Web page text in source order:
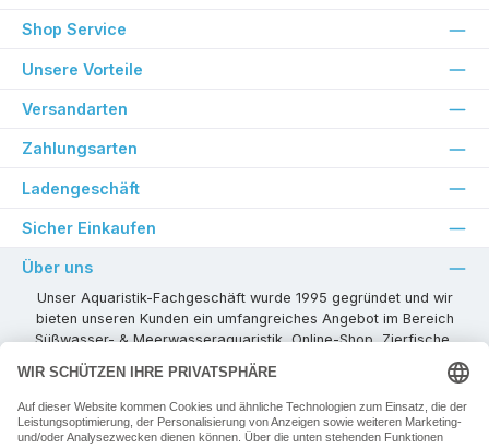
Shop Service
Unsere Vorteile
Versandarten
Zahlungsarten
Ladengeschäft
Sicher Einkaufen
Über uns
Unser Aquaristik-Fachgeschäft wurde 1995 gegründet und wir
bieten unseren Kunden ein umfangreiches Angebot im Bereich
Süßwasser- & Meerwasseraquaristik, Online-Shop, Zierfische,
Pflanzen, Aquarienkombinationen, Technikzubehör usw. ! Als
kompetenter Aquaristik-Fachhandelspartner stehen wir Ihnen für
alle Ihre Projekte und Einrichtungs- oder Besatzwünsche zur
Verfügung!